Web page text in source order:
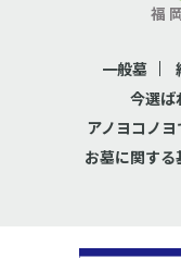
福
一般墓
今選ば
アノヨコノ
お墓に関する